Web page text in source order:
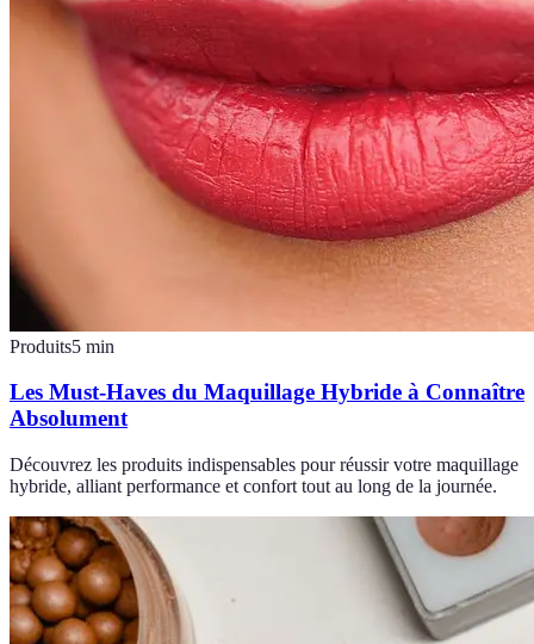
Produits5 min
Les Must-Haves du Maquillage Hybride à Connaître
Absolument
Découvrez les produits indispensables pour réussir votre maquillage
hybride, alliant performance et confort tout au long de la journée.